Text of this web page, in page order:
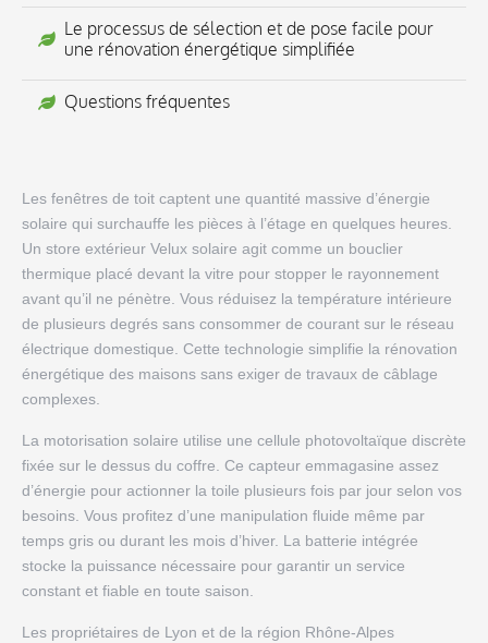
Le processus de sélection et de pose facile pour
une rénovation énergétique simplifiée
Questions fréquentes
Les fenêtres de toit captent une quantité massive d’énergie
solaire qui surchauffe les pièces à l’étage en quelques heures.
Un store extérieur Velux solaire agit comme un bouclier
thermique placé devant la vitre pour stopper le rayonnement
avant qu’il ne pénètre. Vous réduisez la température intérieure
de plusieurs degrés sans consommer de courant sur le réseau
électrique domestique. Cette technologie simplifie la rénovation
énergétique des maisons sans exiger de travaux de câblage
complexes.
La motorisation solaire utilise une cellule photovoltaïque discrète
fixée sur le dessus du coffre. Ce capteur emmagasine assez
d’énergie pour actionner la toile plusieurs fois par jour selon vos
besoins. Vous profitez d’une manipulation fluide même par
temps gris ou durant les mois d’hiver. La batterie intégrée
stocke la puissance nécessaire pour garantir un service
constant et fiable en toute saison.
Les propriétaires de Lyon et de la région Rhône-Alpes